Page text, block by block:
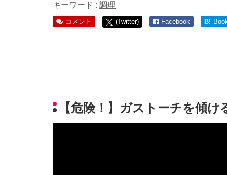
キーワード : 調理
コメント (Twitter) Facebook B!
【危険！】ガストーチを傾け